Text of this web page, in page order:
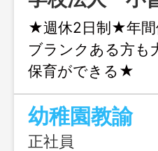
★週休2日制★年間
ブランクある方も
保育ができる★
幼稚園教諭
正社員